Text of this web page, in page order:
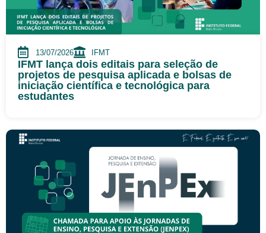
13/07/2026 IFMT
IFMT lança dois editais para seleção de
projetos de pesquisa aplicada e bolsas de
iniciação científica e tecnológica para
estudantes